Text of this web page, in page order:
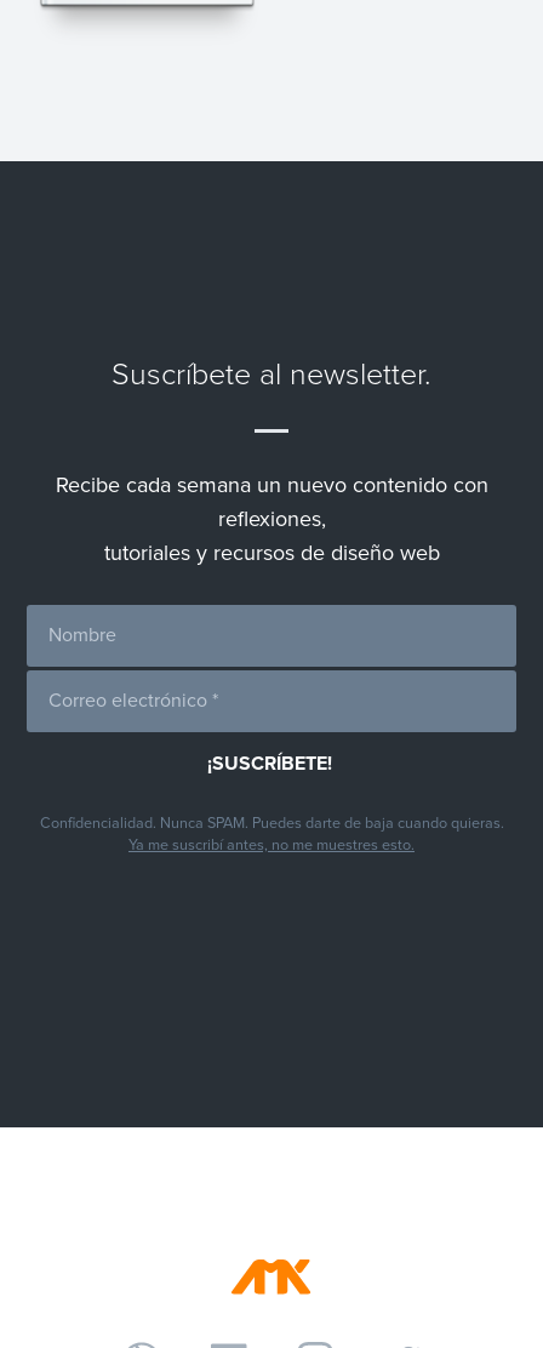
Suscríbete al newsletter.
Recibe cada semana un nuevo contenido con
reflexiones,
tutoriales y recursos de diseño web
Confidencialidad. Nunca SPAM. Puedes darte de baja cuando quieras.
Ya me suscribí antes, no me muestres esto.